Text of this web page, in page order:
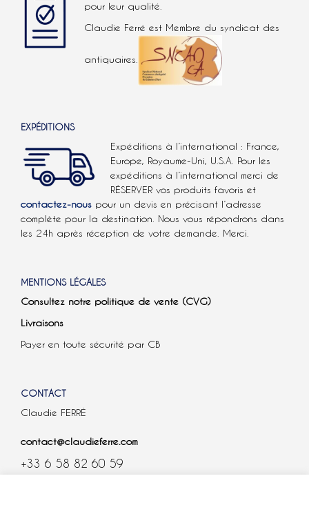
pour leur qualité.
Claudie Ferré est Membre du syndicat des
antiquaires.
EXPÉDITIONS
Expéditions à l’international : France,
Europe, Royaume-Uni, U.S.A. Pour les
expéditions à l’international merci de
RÉSERVER vos produits favoris et
contactez-nous pour un devis en précisant l’adresse
complète pour la destination. Nous vous répondrons dans
les 24h après réception de votre demande. Merci.
MENTIONS LÉGALES
Consultez notre politique de vente (CVG)
Livraisons
Payer en toute sécurité par CB
CONTACT
Claudie FERRÉ
contact@claudieferre.com
+33 6 58 82 60 59